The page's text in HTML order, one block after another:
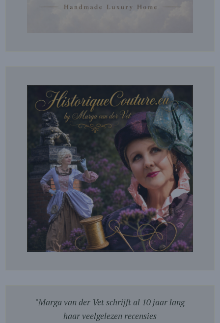
"Marga van der Vet schrijft al 10 jaar lang
haar veelgelezen recensies